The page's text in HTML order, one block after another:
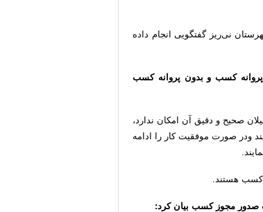
نیریز گفتگویی انجام داده
پروانه کسب و بدون پروانه کسب
صحیح و دقیق آن امکان ندارد،
ودر صورت موفقیت کار را ادامه
کسب هستند
صدور مجوز کسب بیان کرد: